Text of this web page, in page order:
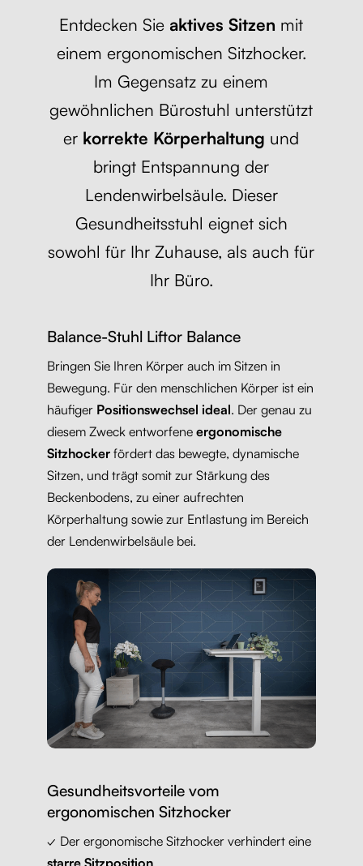
Entdecken Sie aktives Sitzen mit
einem ergonomischen Sitzhocker.
Im Gegensatz zu einem
gewöhnlichen Bürostuhl unterstützt
er korrekte Körperhaltung und
bringt Entspannung der
Lendenwirbelsäule. Dieser
Gesundheitsstuhl eignet sich
sowohl für Ihr Zuhause, als auch für
Ihr Büro.
Balance-Stuhl Liftor Balance
Bringen Sie Ihren Körper auch im Sitzen in
Bewegung. Für den menschlichen Körper ist ein
häufiger Positionswechsel ideal. Der genau zu
diesem Zweck entworfene ergonomische
Sitzhockerfördert das bewegte, dynamische
Sitzen, und trägt somit zur Stärkung des
Beckenbodens, zu einer aufrechten
Körperhaltung sowie zur Entlastung im Bereich
der Lendenwirbelsäule bei.
Gesundheitsvorteile vom
ergonomischen Sitzhocker
✓ Der ergonomische Sitzhocker verhindert eine
starre Sitzposition